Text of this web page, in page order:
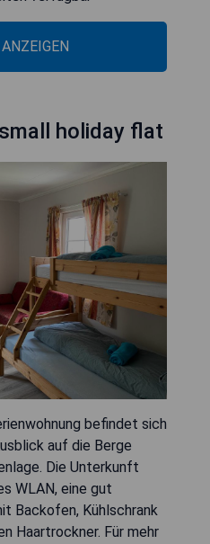
holiday flat
befindet sich
auf die Berge
Die Unterkunft
WLAN, eine gut
Backofen, Kühlschrank
Haartrockner. Für mehr